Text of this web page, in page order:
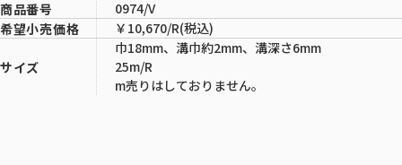
商品番号
0974/V
希望小売価格
￥10,670/R(税込)
サイズ
巾18mm、溝巾約2mm、溝深さ6mm
25m/R
m売りはしておりません。